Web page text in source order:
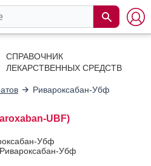
СПРАВОЧНИК
ЛЕКАРСТВЕННЫХ СРЕДСТВ
Ривароксабан-Убф
UBF)
Убф
Убф